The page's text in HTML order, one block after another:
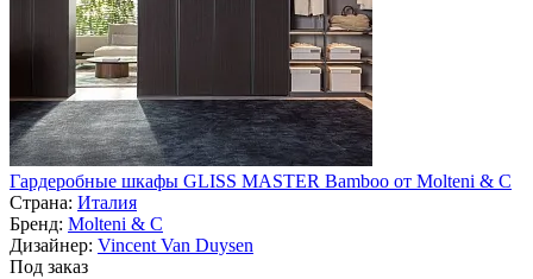
Гардеробные шкафы GLISS MASTER Bamboo от Molteni & C
Страна: Италия
Бренд: Molteni & C
Дизайнер: Vincent Van Duysen
Под заказ